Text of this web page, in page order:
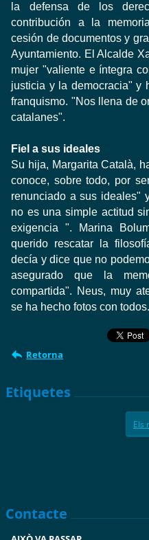
la defensa
de los
contribución a
la
cesión de documentos y
Ayuntamiento. El Alcalde
mujer "valiente e íntegra
justicia y la democracia" y
franquismo. "Nos llena de
catalanes".
Fiel a sus ideales
Su hija, MargaritaCatalà,
conoce, sobre todo, por
renunciado a sus ideales"
no es una simple actitud
exigencia ". Marina
querido rescatar la
decía y dice que no
asegurado que
la
compartida". Neus, muy
se ha hecho fotos con todos.
Retorna
Etiquetes
Els
Contacte